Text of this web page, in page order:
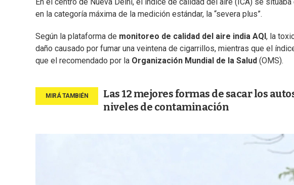
en la categoría máxima de la medición estándar, la “severa plus”.
Según la plataforma de monitoreo de calidad del aire india AQI , la
daño causado por fumar una veintena de cigarrillos, mientras que el
que el recomendado por la Organización Mundial de la Salud (OMS).
Las 12 mejores formas de sacar los
niveles de contaminación